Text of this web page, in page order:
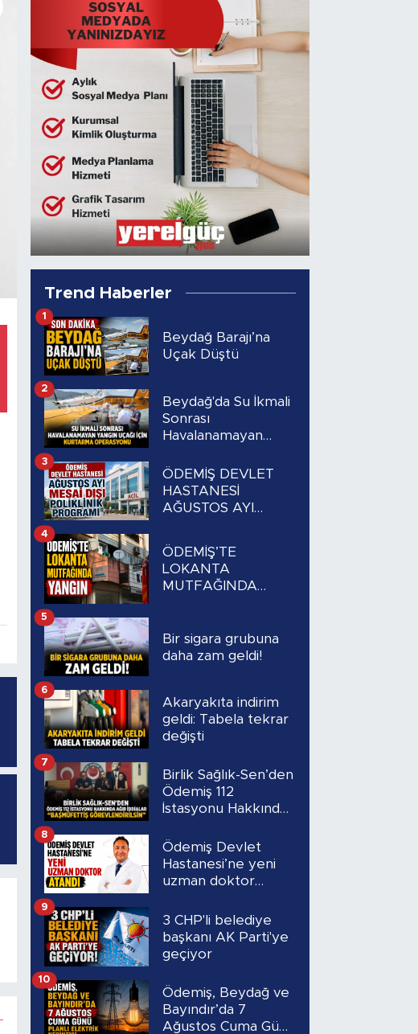
Trend Haberler
Beydağ Barajı’na
Uçak Düştü
1
Beydağ'da Su İkmali
Sonrası
Havalanamayan
Kurtarma
Operasyonu
2
ÖDEMİŞ DEVLET
HASTANESİ
AĞUSTOS AYI
POLİKLİNİK
PROGRAMI
3
ÖDEMİŞ’TE
LOKANTA
MUTFAĞINDA
4
Bir sigara grubuna
daha zam geldi!
5
Akaryakıta indirim
geldi: Tabela tekrar
değişti
6
Birlik Sağlık-Sen’den
Ödemiş 112
İstasyonu Hakkında
“Başmüfettiş
Görevlendirilsin”
7
Ödemiş Devlet
Hastanesi’ne yeni
uzman doktor
8
3 CHP'li belediye
başkanı AK Parti'ye
geçiyor
9
Ödemiş, Beydağ ve
Bayındır’da 7
Ağustos Cuma Günü
10